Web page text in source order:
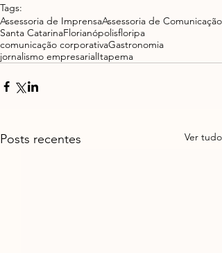
Tags:
Assessoria de ImprensaAssessoria de Comunicação
Santa CatarinaFlorianópolisfloripa
comunicação corporativaGastronomia
jornalismo empresarialItapema
Posts recentes Ver tudo